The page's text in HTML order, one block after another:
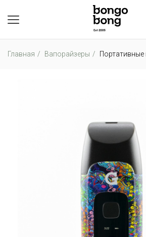
Главная Вапорайзеры